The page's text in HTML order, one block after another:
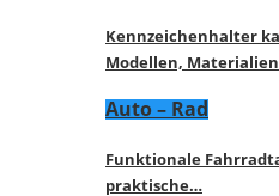
Kennzeichenhalter
Modellen,
Auto – Rad
Funktionale
praktische…